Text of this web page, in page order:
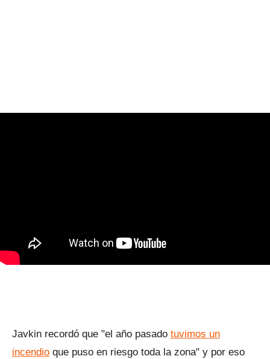
Javkin recordó que "el año pasado tuvimos un
incendio que puso en riesgo toda la zona" y por eso